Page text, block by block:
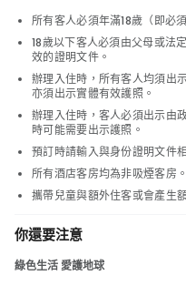
所有客人必須年滿18歲（即必
18歲以下客人必須由父母或法
效的證明文件。
辦理入住時，所有客人均須出
亦須出示實體有效護照。
辦理入住時，客人必須出示由
時可能需要出示護照。
預訂時請輸入與身份證明文件
所有酒店客房均為非吸煙客房。
攜帶兒童與額外住客或會產生
你還要注意
綠色生活 愛護地球